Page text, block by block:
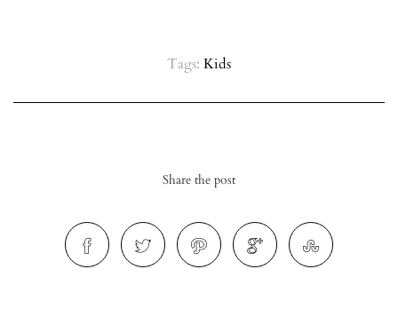
Tags: Kids
Share the post